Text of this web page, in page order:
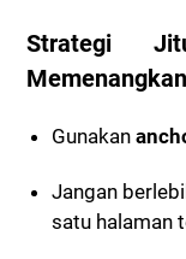
Strategi
Gunakan
Jangan
satu halaman